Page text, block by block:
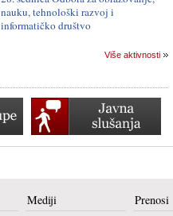
nauku, tehnološki razvoj i
informatičko društvo
Više aktivnosti
Mediji Prenosi